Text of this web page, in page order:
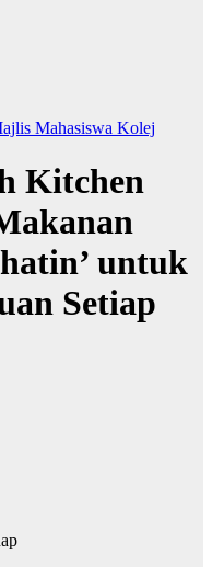
Mahasiswa Kolej
Kitchen
untuk
Setiap